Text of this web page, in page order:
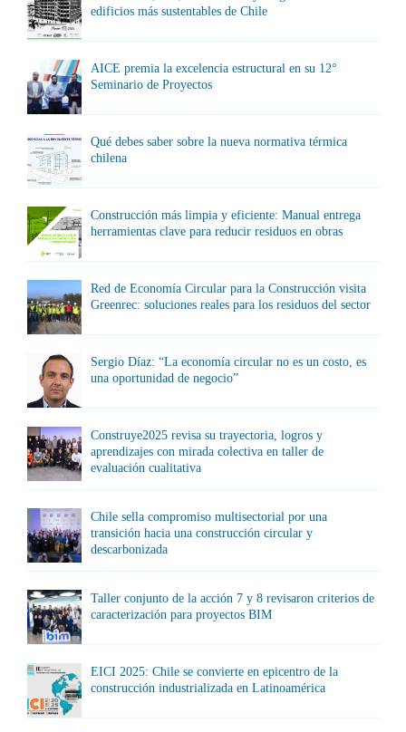
edificios más sustentables de Chile
AICE premia la excelencia estructural en su 12°
Seminario de Proyectos
Qué debes saber sobre la nueva normativa térmica
chilena
Construcción más limpia y eficiente: Manual entrega
herramientas clave para reducir residuos en obras
Red de Economía Circular para la Construcción visita
Greenrec: soluciones reales para los residuos del sector
Sergio Díaz: “La economía circular no es un costo, es
una oportunidad de negocio”
Construye2025 revisa su trayectoria, logros y
aprendizajes con mirada colectiva en taller de
evaluación cualitativa
Chile sella compromiso multisectorial por una
transición hacia una construcción circular y
descarbonizada
Taller conjunto de la acción 7 y 8 revisaron criterios de
caracterización para proyectos BIM
EICI 2025: Chile se convierte en epicentro de la
construcción industrializada en Latinoamérica